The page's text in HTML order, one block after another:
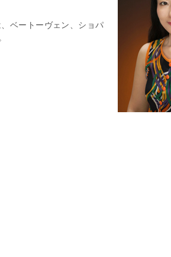
ベートーヴェン、ショパ